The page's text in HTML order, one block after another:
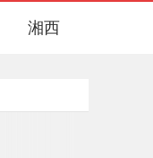
湘西